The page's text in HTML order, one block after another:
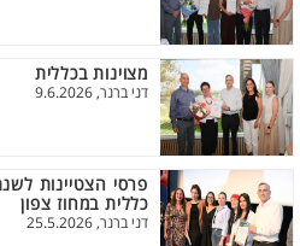
מצוינות בכללית
דני ברנר, 9.6.2026
כללית במחוז צפון
דני ברנר, 25.5.2026